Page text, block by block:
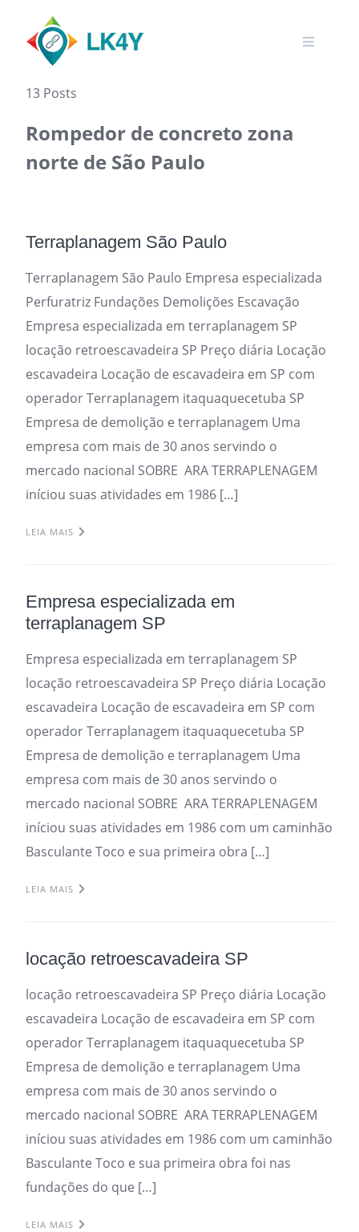
content
13 Posts
Rompedor de concreto zona
norte de São Paulo
Terraplanagem São Paulo
Terraplanagem São Paulo Empresa especializada
Perfuratriz Fundações Demolições Escavação
Empresa especializada em terraplanagem SP
locação retroescavadeira SP Preço diária Locação
escavadeira Locação de escavadeira em SP com
operador Terraplanagem itaquaquecetuba SP
Empresa de demolição e terraplanagem Uma
empresa com mais de 30 anos servindo o
mercado nacional SOBRE ARA TERRAPLENAGEM
iníciou suas atividades em 1986 […]
LEIA MAIS
Empresa especializada em
terraplanagem SP
Empresa especializada em terraplanagem SP
locação retroescavadeira SP Preço diária Locação
escavadeira Locação de escavadeira em SP com
operador Terraplanagem itaquaquecetuba SP
Empresa de demolição e terraplanagem Uma
empresa com mais de 30 anos servindo o
mercado nacional SOBRE ARA TERRAPLENAGEM
iníciou suas atividades em 1986 com um caminhão
Basculante Toco e sua primeira obra […]
LEIA MAIS
locação retroescavadeira SP
locação retroescavadeira SP Preço diária Locação
escavadeira Locação de escavadeira em SP com
operador Terraplanagem itaquaquecetuba SP
Empresa de demolição e terraplanagem Uma
empresa com mais de 30 anos servindo o
mercado nacional SOBRE ARA TERRAPLENAGEM
iníciou suas atividades em 1986 com um caminhão
Basculante Toco e sua primeira obra foi nas
fundações do que […]
LEIA MAIS